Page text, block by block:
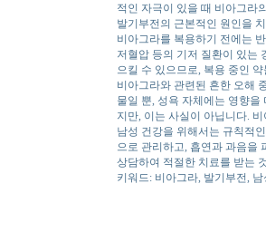
적인 자극이 있을 때 비아그라
발기부전의 근본적인 원인을
비아그라를 복용하기 전에는
저혈압 등의 기저 질환이 있는
으킬 수 있으므로, 복용 중인
비아그라와 관련된 흔한 오해
물일 뿐, 성욕 자체에는 영향
지만, 이는 사실이 아닙니다.
남성 건강을 위해서는 규칙적
으로 관리하고, 흡연과 과음을
상담하여 적절한 치료를 받는
키워드: 비아그라, 발기부전,